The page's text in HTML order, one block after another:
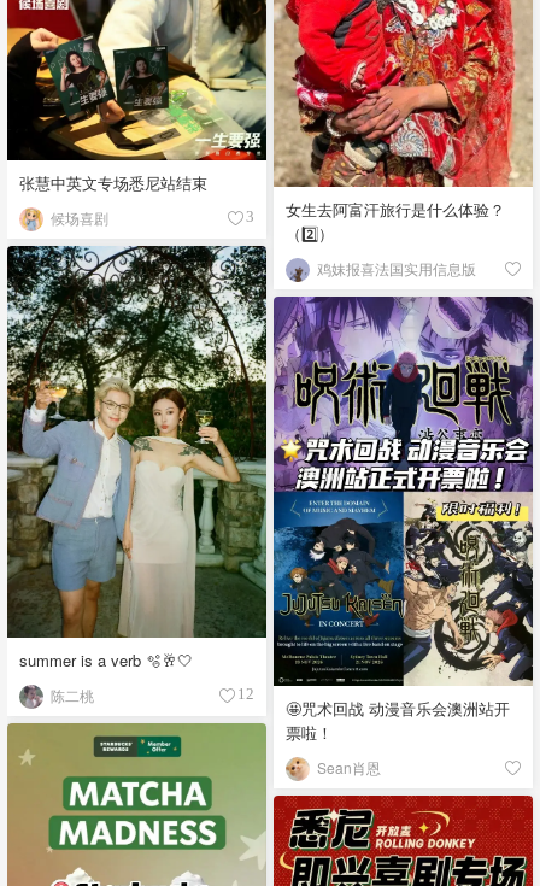
张慧中英文专场悉尼站结束
候场喜剧 3
女生去阿富汗旅行是什么体验？
（2️⃣）
鸡妹报喜法国实用信息版
summer is a verb 🫧🥂🤍
陈二桃 12
🤩咒术回战 动漫音乐会澳洲站开
票啦！
Sean肖恩